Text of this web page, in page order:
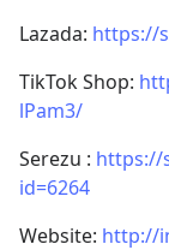
Lazada: https://
TikTok Shop:
lPam3/
Serezu : https://
id=6264
Website: http://